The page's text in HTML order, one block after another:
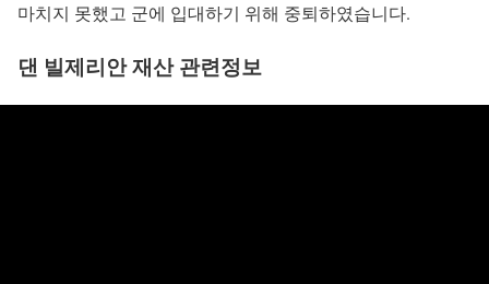
마치지 못했고 군에 입대하기 위해 중퇴하였습니다.
댄 빌제리안 재산 관련정보